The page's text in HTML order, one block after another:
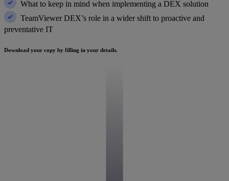
What to keep in mind when implementing a DEX solution
TeamViewer DEX’s role in a wider shift to proactive and
preventative IT
Download your copy by filling in your details.